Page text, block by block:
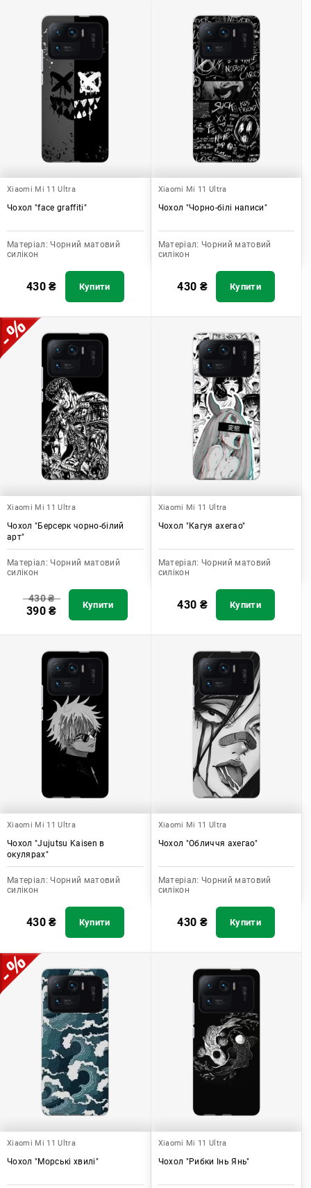
Xiaomi Mi 11 Ultra
Чохол "face graffiti"
Матеріал: Чорний матовий
силікон
430₴ Купити
Xiaomi Mi 11 Ultra
Чохол "Чорно-білі написи"
Матеріал: Чорний матовий
силікон
430 ₴ Купити
Xiaomi Mi 11 Ultra
Чохол "Берсерк чорно-білий
арт"
Матеріал: Чорний матовий
силікон
430₴
390₴ Купити
Xiaomi Mi 11 Ultra
Чохол "Кагуя ахегао"
Матеріал: Чорний матовий
силікон
430 ₴ Купити
Xiaomi Mi 11 Ultra
Чохол "Jujutsu Kaisen в
окулярах"
Матеріал: Чорний матовий
силікон
430₴ Купити
Xiaomi Mi 11 Ultra
Чохол "Обличчя ахегао"
Матеріал: Чорний матовий
силікон
430 ₴ Купити
Xiaomi Mi 11 Ultra
Чохол "Морські хвилі"
Xiaomi Mi 11 Ultra
Чохол "Рибки Інь Янь"